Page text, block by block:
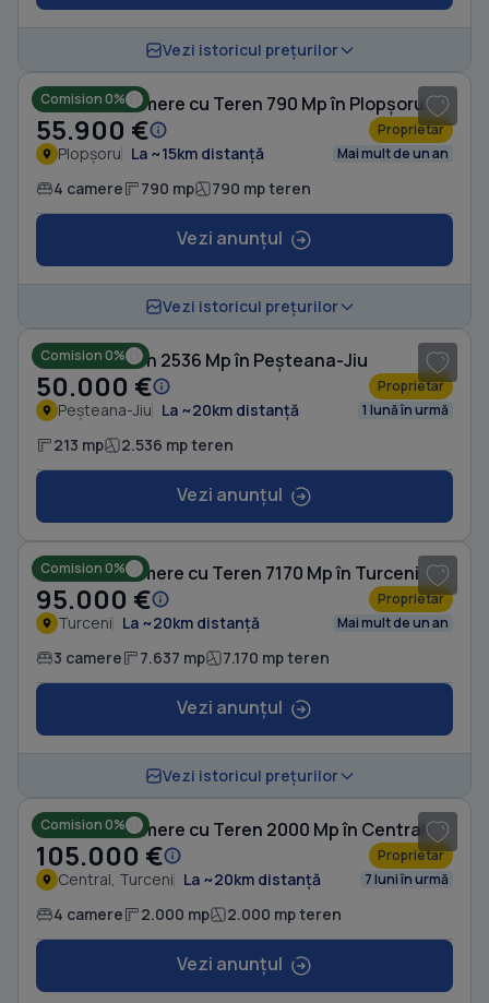
Vezi istoricul prețurilor
Comision 0%
Casă cu 4 camere cu Teren 790 Mp în Plopșoru
55.900 € Proprietar
Plopșoru La ~15km distanță Mai mult de un an
4 camere 790 mp 790 mp teren
Vezi anunțul
Vezi istoricul prețurilor
Comision 0%
Casă cu Teren 2536 Mp în Peșteana-Jiu
50.000 € Proprietar
Peșteana-Jiu La ~20km distanță 1 lună în urmă
213 mp 2.536 mp teren
Vezi anunțul
Comision 0%
Casă cu 3 camere cu Teren 7170 Mp în Turceni
95.000 € Proprietar
Turceni La ~20km distanță Mai mult de un an
3 camere 7.637 mp 7.170 mp teren
Vezi anunțul
Vezi istoricul prețurilor
Comision 0%
Casă cu 4 camere cu Teren 2000 Mp în Central
105.000 € Proprietar
Central, Turceni La ~20km distanță 7 luni în urmă
4 camere 2.000 mp 2.000 mp teren
Vezi anunțul